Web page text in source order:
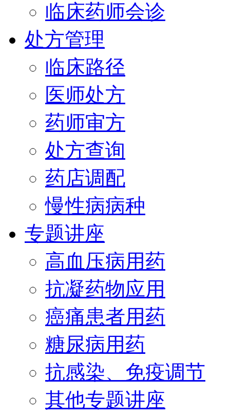
临床药师会诊
处方管理
临床路径
医师处方
药师审方
处方查询
药店调配
慢性病病种
专题讲座
高血压病用药
抗凝药物应用
癌痛患者用药
糖尿病用药
抗感染、免疫调节
其他专题讲座